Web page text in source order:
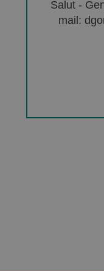
Salut -
mail: